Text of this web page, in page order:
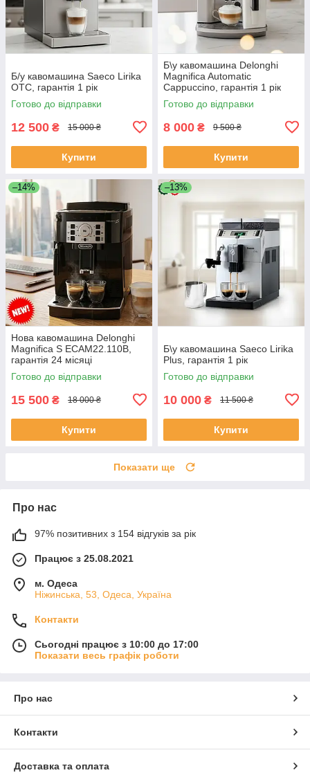
Б/у кавомашина Saeco Lirika
OTC, гарантія 1 рік
Готово до відправки
12 500 ₴ 15 000 ₴
Купити
Б\у кавомашина Delonghi
Magnifica Automatic
Cappuccino, гарантія 1 рік
Готово до відправки
8 000 ₴ 9 500 ₴
Купити
–14%
Нова кавомашина Delonghi
Magnifica S ECAM22.110B,
гарантія 24 місяці
Готово до відправки
15 500 ₴ 18 000 ₴
Купити
–13%
Б\у кавомашина Saeco Lirika
Plus, гарантія 1 рік
Готово до відправки
10 000 ₴ 11 500 ₴
Купити
Показати ще
Про нас
97% позитивних з 154 відгуків за рік
Працює з 25.08.2021
м. Одеса
Ніжинська, 53, Одеса, Україна
Контакти
Сьогодні працює з 10:00 до 17:00
Показати весь графік роботи
Про нас
Контакти
Доставка та оплата